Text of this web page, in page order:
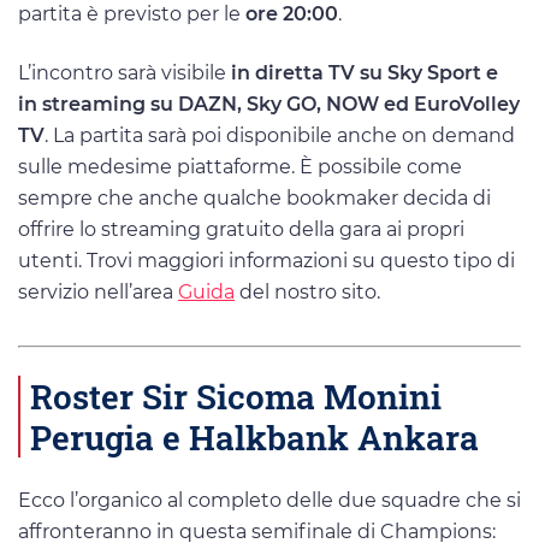
partita è previsto per le ore 20:00.
L’incontro sarà visibile in diretta TV su Sky Sport e
in streaming su DAZN, Sky GO, NOW ed EuroVolley
TV. La partita sarà poi disponibile anche on demand
sulle medesime piattaforme. È possibile come
sempre che anche qualche bookmaker decida di
offrire lo streaming gratuito della gara ai propri
utenti. Trovi maggiori informazioni su questo tipo di
servizio nell’area Guida del nostro sito.
Roster Sir Sicoma Monini
Perugia e Halkbank Ankara
Ecco l’organico al completo delle due squadre che si
affronteranno in questa semifinale di Champions: